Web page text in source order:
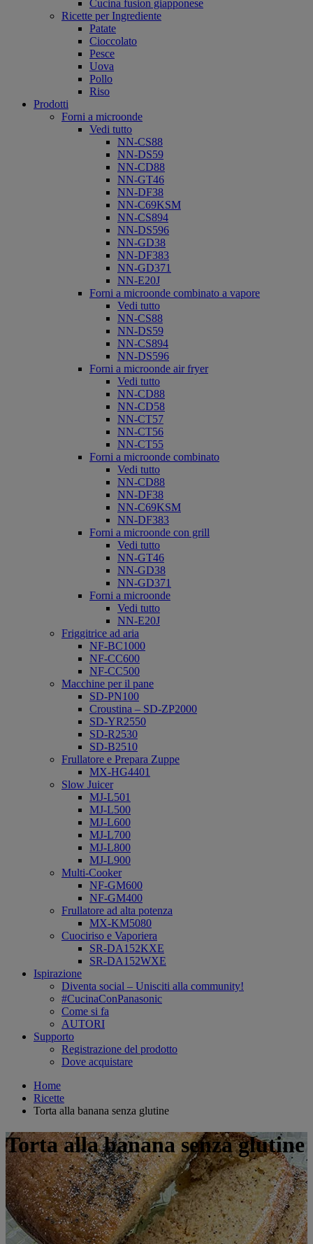
Cucina fusion giapponese
Ricette per Ingrediente
Patate
Cioccolato
Pesce
Uova
Pollo
Riso
Prodotti
Forni a microonde
Vedi tutto
NN-CS88
NN-DS59
NN-CD88
NN-GT46
NN-DF38
NN-C69KSM
NN-CS894
NN-DS596
NN-GD38
NN-DF383
NN-GD371
NN-E20J
Forni a microonde combinato a vapore
Vedi tutto
NN-CS88
NN-DS59
NN-CS894
NN-DS596
Forni a microonde air fryer
Vedi tutto
NN-CD88
NN-CD58
NN-CT57
NN-CT56
NN-CT55
Forni a microonde combinato
Vedi tutto
NN-CD88
NN-DF38
NN-C69KSM
NN-DF383
Forni a microonde con grill
Vedi tutto
NN-GT46
NN-GD38
NN-GD371
Forni a microonde
Vedi tutto
NN-E20J
Friggitrice ad aria
NF-BC1000
NF-CC600
NF-CC500
Macchine per il pane
SD-PN100
Croustina – SD-ZP2000
SD-YR2550
SD-R2530
SD-B2510
Frullatore e Prepara Zuppe
MX-HG4401
Slow Juicer
MJ-L501
MJ-L500
MJ-L600
MJ-L700
MJ-L800
MJ-L900
Multi-Cooker
NF-GM600
NF-GM400
Frullatore ad alta potenza
MX-KM5080
Cuociriso e Vaporiera
SR-DA152KXE
SR-DA152WXE
Ispirazione
Diventa social – Unisciti alla community!
#CucinaConPanasonic
Come si fa
AUTORI
Supporto
Registrazione del prodotto
Dove acquistare
Home
Ricette
Torta alla banana senza glutine
Torta alla banana senza glutine